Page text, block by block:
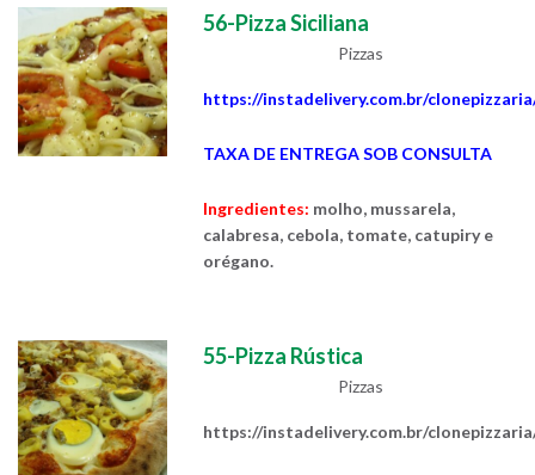
56-Pizza Siciliana
Pizzas
https://instadelivery.com.br/
TAXA DE ENTREGA SOB CONSULTA
Ingredientes: molho, mussarela,
calabresa, cebola, tomate, catupiry e
orégano.
55-Pizza Rústica
Pizzas
https://instadelivery.com.br/